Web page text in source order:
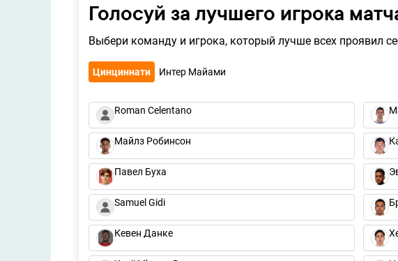
Голосуй за лучшего игрока
Выбери команду и игрока, который лучше всех проявил
Цинциннати Интер Майами
Roman Celentano
Майлз Робинсон
Павел Буха
Samuel Gidi
Кевен Данке